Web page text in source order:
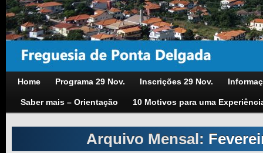
Home Programa 29 Nov. Inscrições 29 Nov.
Saber mais – Orientação 10 Motivos para uma
Arquivo Mensal: